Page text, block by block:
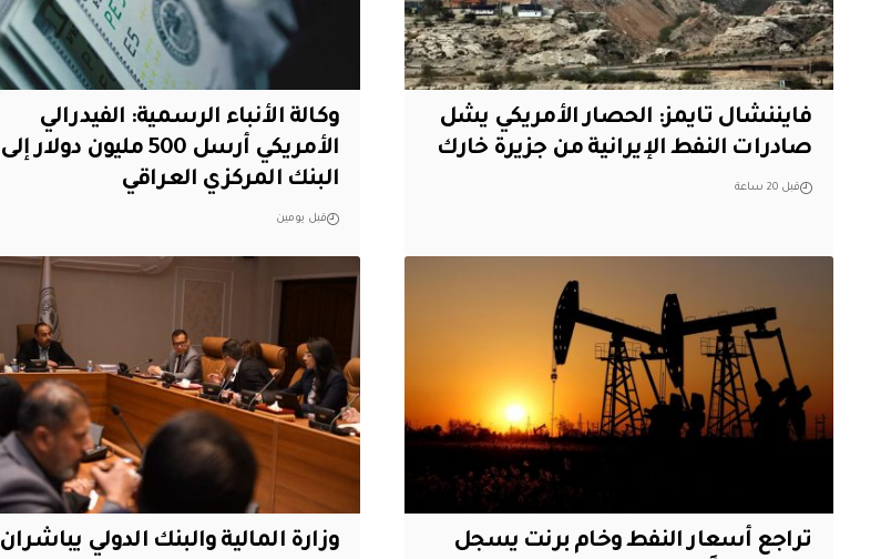
فايننشال تايمز: الحصار الأمريكي يشل
صادرات النفط الإيرانية من جزيرة خارك
قبل 20 ساعة
وكالة الأنباء الرسمية: الفيدرالي
الأمريكي أرسل 500 مليون دولار إلى
البنك المركزي العراقي
قبل يومين
تراجع أسعار النفط وخام برنت يسجل
وزارة المالية والبنك الدولي يباشران